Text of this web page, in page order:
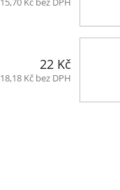
22 Kč
18,18 Kč bez DPH